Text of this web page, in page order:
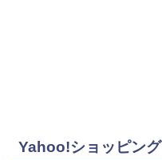
Yahoo!ショッピング